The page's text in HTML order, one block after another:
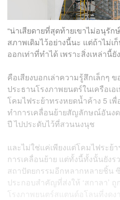
“น่าเสียดายที่สุดท้ายเขาไม่อนุรัก
สภาพเดิมไว้อย่างนี้นะ แต่ถ้าไม่เ
ออกเท่าที่ทำได้ เพราะสิ่งเหล่านี้
คือเสียงบอกเล่าความรู้สึกเล็กๆ
ประธานโรงภาพยนตร์ในเครือเ
โคมไฟระย้าทรงหยดนํ้าค้าง 5 เ
ทำการเคลื่อนย้ายสัญลักษณ์อันง
ปี ไปประดับไว้ที่สวนนงนุช
และไม่ใช่แค่เพียงแต่โคมไฟระย้
การเคลื่อนย้าย แต่ทั้งนี้ทั้งนั้นยังร
สถาปัตยกรรมอีกหลากหลายชิ้น
ประกอบสำคัญที่ส่งให้ ‘สกาลา’
โรงภาพยนตร์สแตนด์อโลนที่งดงา